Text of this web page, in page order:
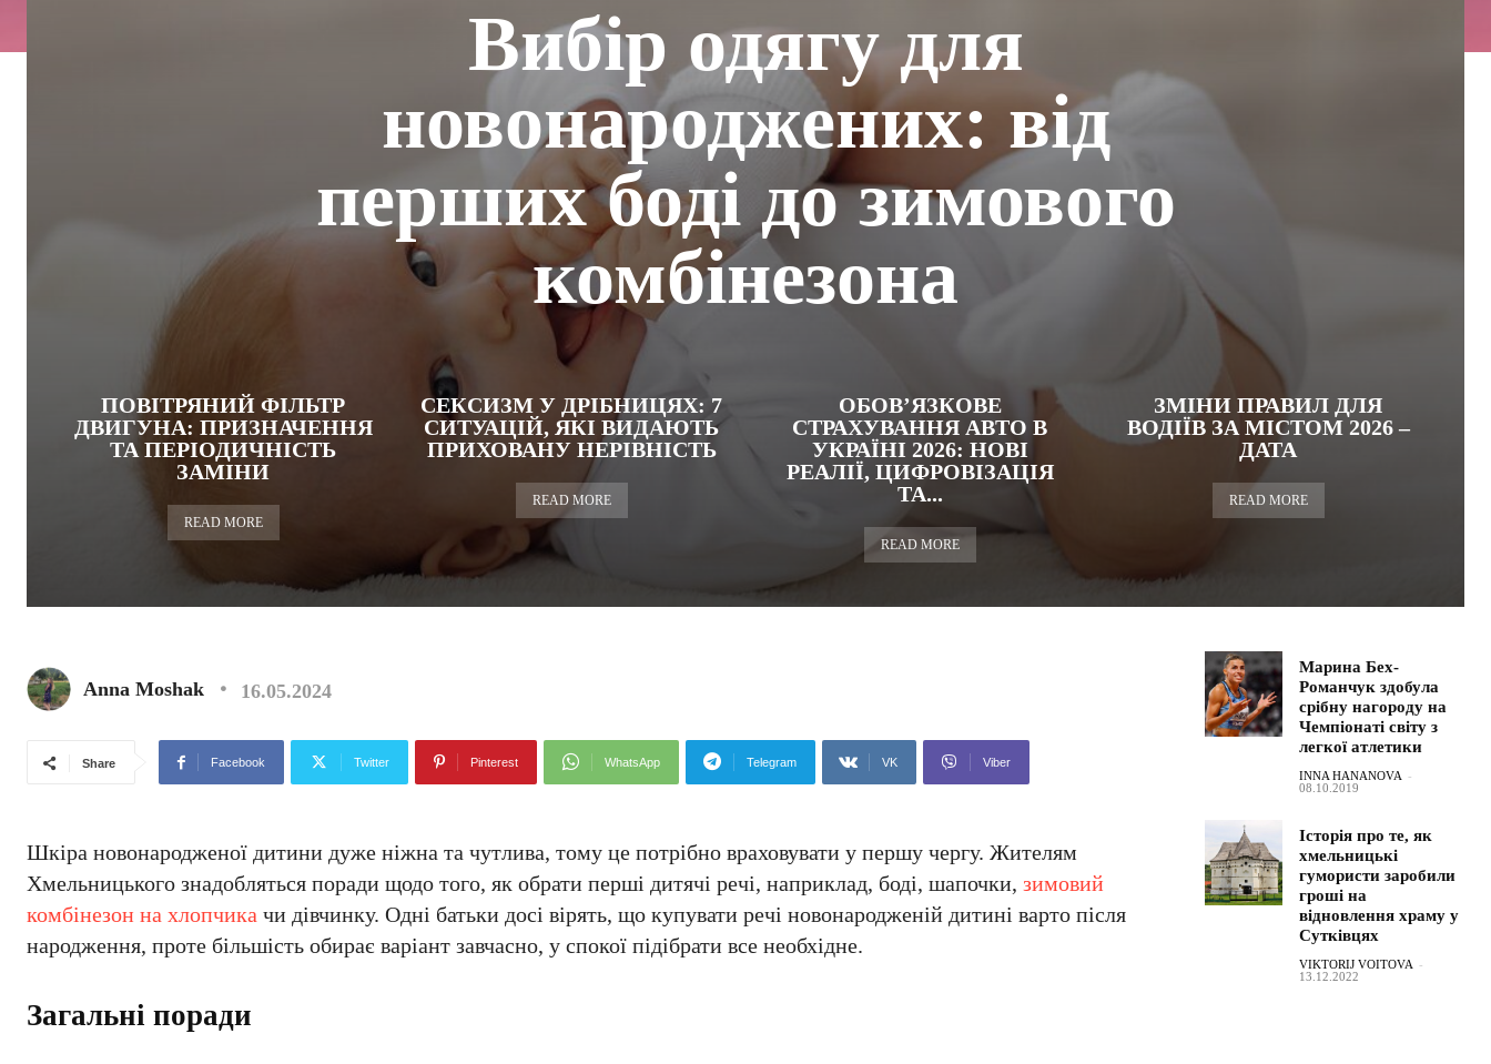
Вибір одягу для
новонароджених: від
перших боді до зимового
комбінезона
ПОВІТРЯНИЙ ФІЛЬТР
ДВИГУНА: ПРИЗНАЧЕННЯ
ТА ПЕРІОДИЧНІСТЬ
ЗАМІНИ
READ MORE
СЕКСИЗМ У ДРІБНИЦЯХ: 7
СИТУАЦІЙ, ЯКІ ВИДАЮТЬ
ПРИХОВАНУ НЕРІВНІСТЬ
READ MORE
ОБОВ’ЯЗКОВЕ
СТРАХУВАННЯ АВТО В
УКРАЇНІ 2026: НОВІ
РЕАЛІЇ, ЦИФРОВІЗАЦІЯ
ТА...
READ MORE
ЗМІНИ ПРАВИЛ ДЛЯ
ВОДІЇВ ЗА МІСТОМ 2026 –
ДАТА
READ MORE
Anna Moshak 16.05.2024
Share Facebook Twitter Pinterest WhatsApp Telegram VK Viber
Шкіра новонародженої дитини дуже ніжна та чутлива, тому це потрібно враховувати у першу чергу. Жителям
Хмельницького знадобляться поради щодо того, як обрати перші дитячі речі, наприклад, боді, шапочки, зимовий
комбінезон на хлопчика чи дівчинку. Одні батьки досі вірять, що купувати речі новонародженій дитині варто після
народження, проте більшість обирає варіант завчасно, у спокої підібрати все необхідне.
Загальні поради
Марина Бех-
Романчук здобула
срібну нагороду на
Чемпіонаті світу з
легкої атлетики
INNA HANANOVA -
08.10.2019
Історія про те, як
хмельницькі
гумористи заробили
гроші на
відновлення храму у
Сутківцях
VIKTORIJ VOITOVA -
13.12.2022